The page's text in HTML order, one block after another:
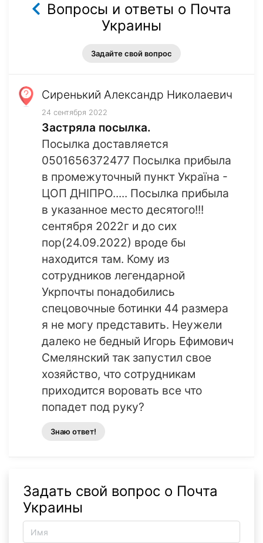
Вопросы и ответы о Почта
Украины
Задайте свой вопрос
Сиренький Александр Николаевич
24 сентября 2022
Застряла посылка.
Посылка доставляется
0501656372477 Посылка прибыла
в промежуточный пункт Україна -
ЦОП ДНІПРО..... Посылка прибыла
в указанное место десятого!!!
сентября 2022г и до сих
пор(24.09.2022) вроде бы
находится там. Кому из
сотрудников легендарной
Укрпочты понадобились
спецовочные ботинки 44 размера
я не могу представить. Неужели
далеко не бедный Игорь Ефимович
Смелянский так запустил свое
хозяйство, что сотрудникам
приходится воровать все что
попадет под руку?
Знаю ответ!
Задать свой вопрос о Почта
Украины